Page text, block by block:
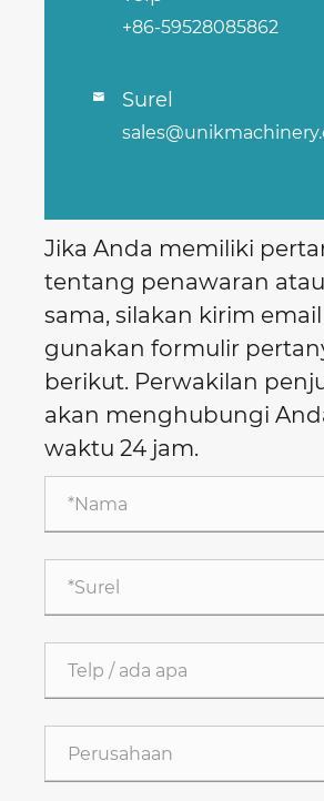
+86-59528085862
 Surel
Jika Anda memiliki
tentang penawaran
sama, silakan kirim
gunakan formulir
berikut. Perwakilan
akan menghubungi
waktu 24 jam.